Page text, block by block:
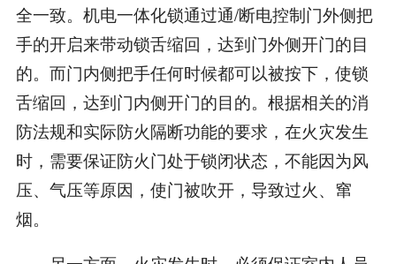
全一致。机电一体化锁通过通/断电控制门外侧把
手的开启来带动锁舌缩回，达到门外侧开门的目
的。而门内侧把手任何时候都可以被按下，使锁
舌缩回，达到门内侧开门的目的。根据相关的消
防法规和实际防火隔断功能的要求，在火灾发生
时，需要保证防火门处于锁闭状态，不能因为风
压、气压等原因，使门被吹开，导致过火、窜
烟。